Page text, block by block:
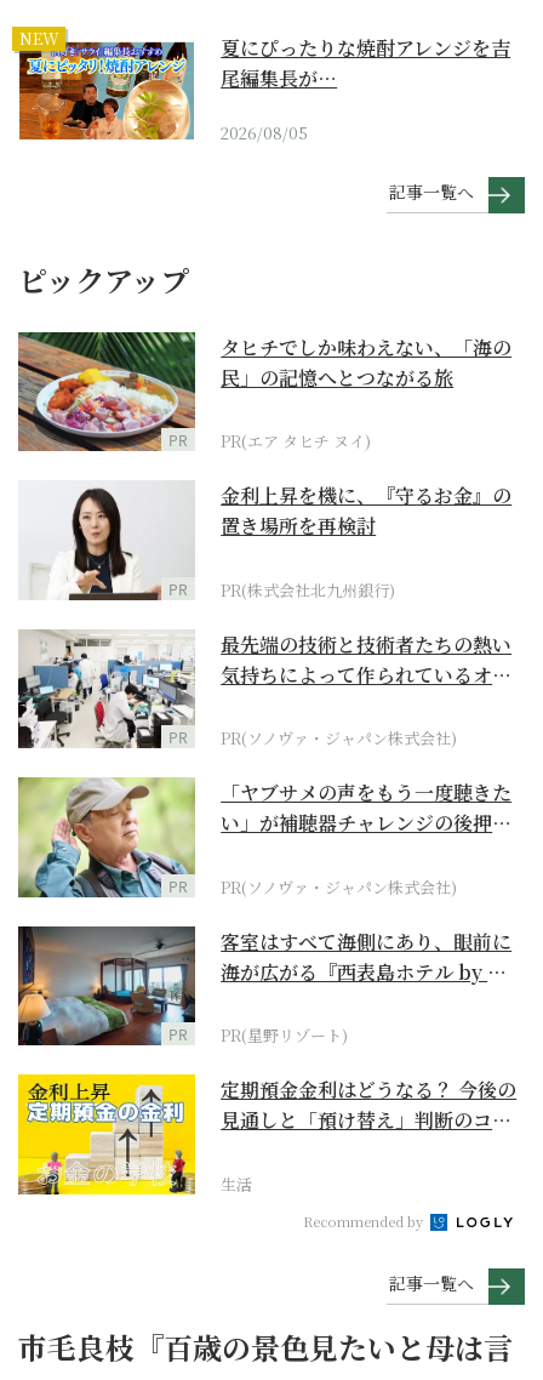
NEW
夏にぴったりな焼酎アレンジを吉
尾編集長が…
2026/08/05
記事一覧へ
ピックアップ
PR
タヒチでしか味わえない、「海の
民」の記憶へとつながる旅
PR(エア タヒチ ヌイ)
PR
金利上昇を機に、『守るお金』の
置き場所を再検討
PR(株式会社北九州銀行)
PR
最先端の技術と技術者たちの熱い
気持ちによって作られているオー
PR(ソノヴァ・ジャパン株式会社)
PR
「ヤブサメの声をもう一度聴きた
い」が補聴器チャレンジの後押し
PR(ソノヴァ・ジャパン株式会社)
PR
客室はすべて海側にあり、眼前に
海が広がる『西表島ホテル by 星
PR(星野リゾート)
定期預金金利はどうなる？ 今後の
見通しと「預け替え」判断のコツ
生活
Recommended by
記事一覧へ
市毛良枝『百歳の景色見たいと母は言